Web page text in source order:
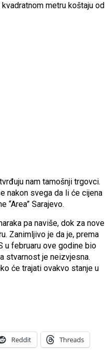
metru koštaju od
nam tamošnji trgovci.
nakon svega da li će cijena
“Area” Sarajevo.
pa naviše, dok za nove
Zanimljivo je da je, prema
u februaru ove godine bio
stvarnost je neizvjesna.
će trajati ovakvo stanje u
Reddit Threads